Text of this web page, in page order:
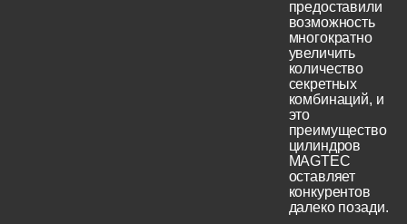
предоставили
возможность
многократно
увеличить
количество
секретных
комбинаций, и
это
преимущество
цилиндров
MAGTEC
оставляет
конкурентов
далеко позади.